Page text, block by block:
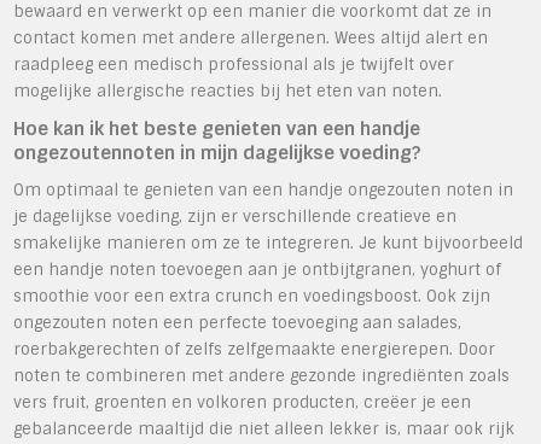
bewaard en verwerkt op een manier die voorkomt dat ze in
contact komen met andere allergenen. Wees altijd alert en
raadpleeg een medisch professional als je twijfelt over
mogelijke allergische reacties bij het eten van noten.
Hoe kan ik het beste genieten van een handje
ongezoutennoten in mijn dagelijkse voeding?
Om optimaal te genieten van een handje ongezouten noten in
je dagelijkse voeding, zijn er verschillende creatieve en
smakelijke manieren om ze te integreren. Je kunt bijvoorbeeld
een handje noten toevoegen aan je ontbijtgranen, yoghurt of
smoothie voor een extra crunch en voedingsboost. Ook zijn
ongezouten noten een perfecte toevoeging aan salades,
roerbakgerechten of zelfs zelfgemaakte energierepen. Door
noten te combineren met andere gezonde ingrediënten zoals
vers fruit, groenten en volkoren producten, creëer je een
gebalanceerde maaltijd die niet alleen lekker is, maar ook rijk